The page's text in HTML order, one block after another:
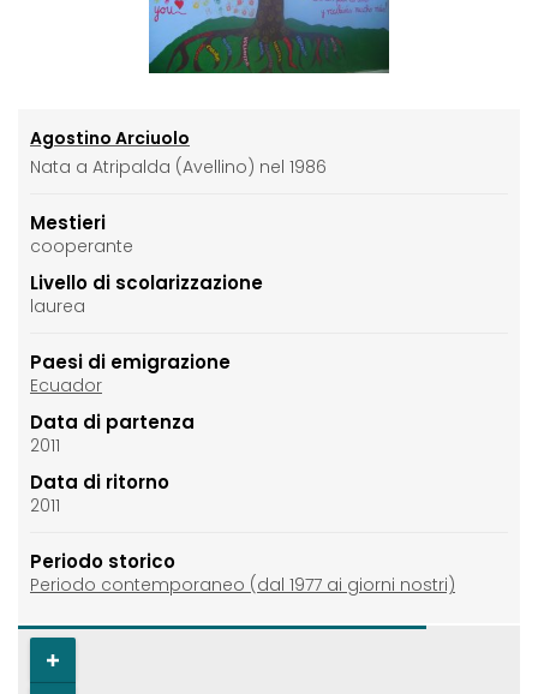
Agostino Arciuolo
Nata a Atripalda (Avellino) nel 1986
Mestieri
cooperante
Livello di scolarizzazione
laurea
Paesi di emigrazione
Ecuador
Data di partenza
2011
Data di ritorno
2011
Periodo storico
Periodo contemporaneo (dal 1977 ai giorni nostri)